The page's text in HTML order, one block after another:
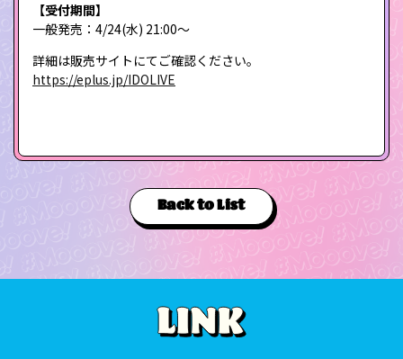
【受付期間】
一般発売：4/24(水) 21:00〜
詳細は販売サイトにてご確認ください。
https://eplus.jp/IDOLIVE
Back to List